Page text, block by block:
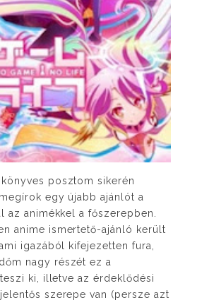
posztom sikerén
egy újabb ajánlót a
az animékkel a főszerepben.
anime ismertető-ajánló került
igazából kifejezetten fura,
nagy részét ez a
ki, illetve az érdeklődési
szerepe van (persze azt